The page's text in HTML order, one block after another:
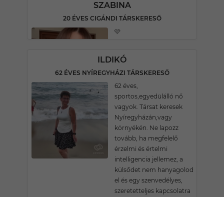
SZABINA
20 ÉVES CIGÁNDI TÁRSKERESŐ
🩷
ILDIKÓ
62 ÉVES NYÍREGYHÁZI TÁRSKERESŐ
62 éves,
sportos,egyedülálló nő
vagyok. Társat keresek
Nyíregyházán,vagy
környékén. Ne lapozz
tovább, ha megfelelő
érzelmi és értelmi
intelligencia jellemez, a
külsődet nem hanyagolod
el és egy szenvedélyes,
szeretetteljes kapcsolatra